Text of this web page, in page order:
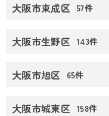
大阪市東成区 57件
大阪市生野区 143件
大阪市旭区 65件
大阪市城東区 158件